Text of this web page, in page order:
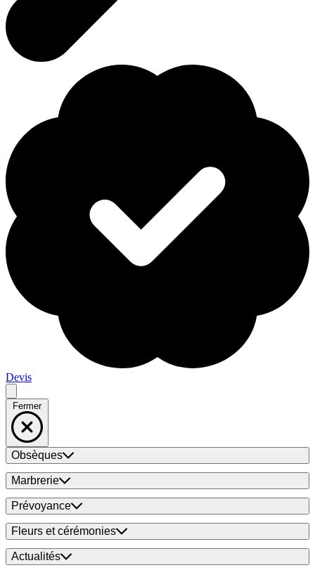
Devis
Fermer
Obsèques
Marbrerie
Prévoyance
Fleurs et cérémonies
Actualités